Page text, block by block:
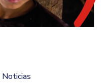
Noticias